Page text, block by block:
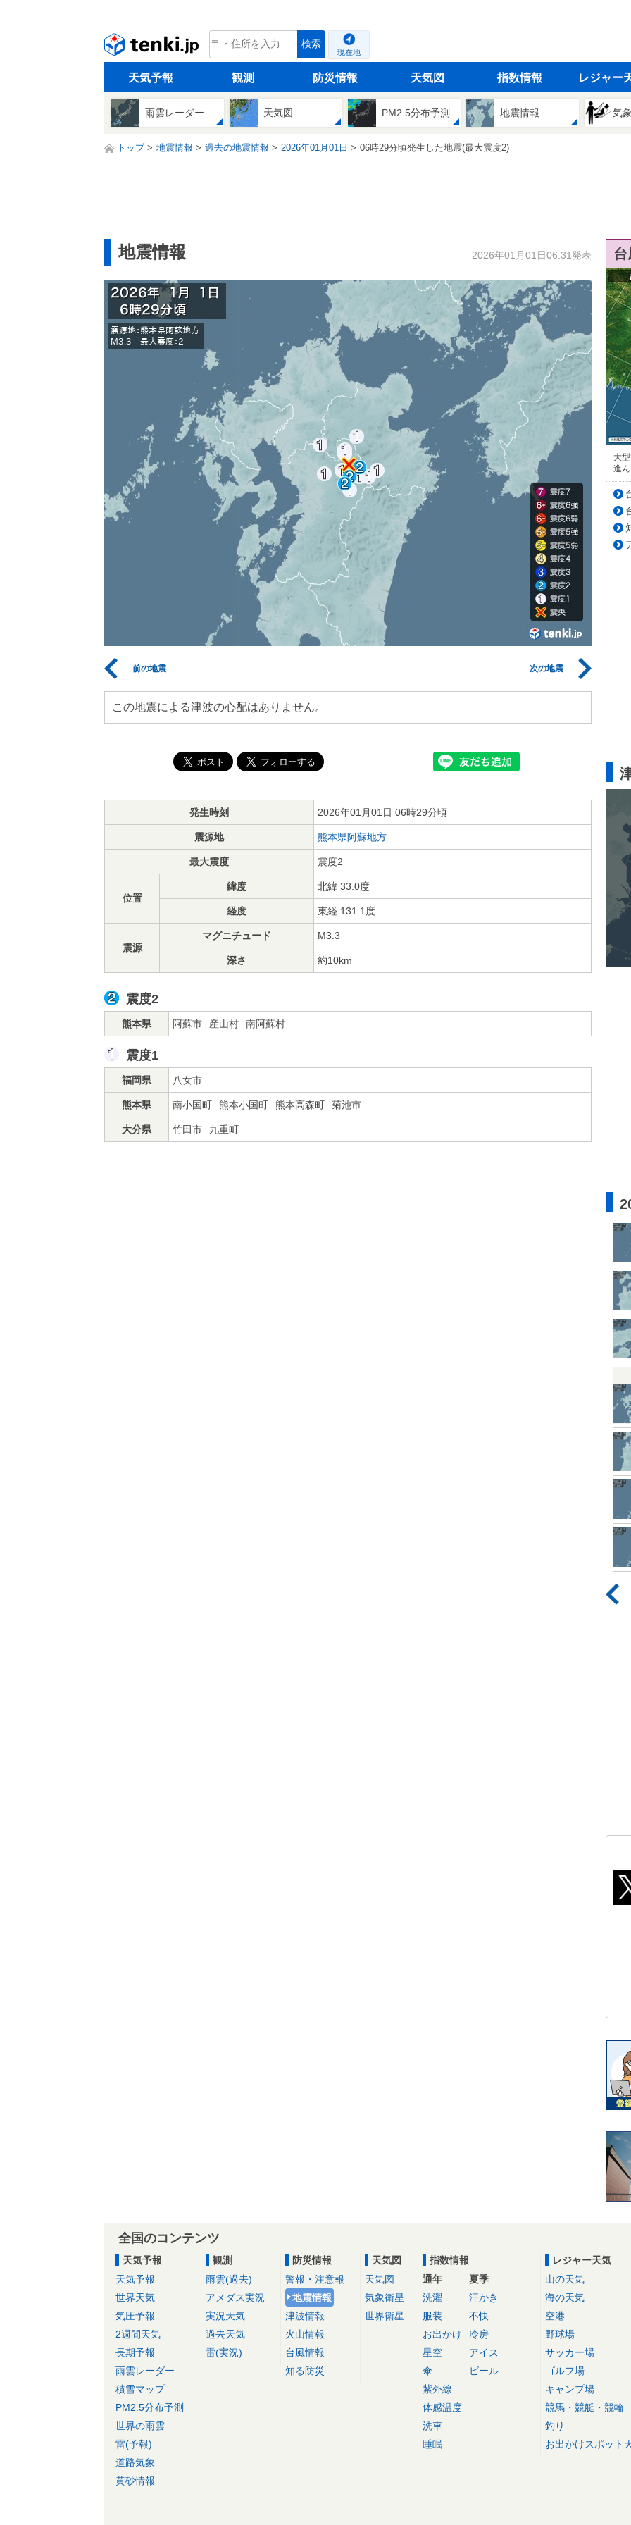
tenki.jp 検索
現在地
天気予報 観測 防災情報 天気図 指数情報 レジャー
雨雲レーダー 天気図 PM2.5分布予測 地震情報 気
トップ 地震情報 過去の地震情報 2026年01月01日 06時29分頃発生した地震(最大震度2)
地震情報 2026年01月01日06:31発表
前の地震 次の地震
この地震による津波の心配はありません。
発生時刻 2026年01月01日 06時29分頃
震源地 熊本県阿蘇地方
最大震度 震度2
位置
緯度 北緯 33.0度
経度 東経 131.1度
震源
マグニチュード M3.3
深さ 約10km
震度2
熊本県 阿蘇市 産山村 南阿蘇村
震度1
福岡県 八女市
熊本県 南小国町 熊本小国町 熊本高森町 菊池市
大分県 竹田市 九重町
大
進
全国のコンテンツ
天気予報
天気予報
世界天気
気圧予報
2週間天気
長期予報
雨雲レーダー
積雪マップ
PM2.5分布予測
世界の雨雲
雷(予報)
道路気象
黄砂情報
観測
雨雲(過去)
アメダス実況
実況天気
過去天気
雷(実況)
防災情報
警報・注意報
地震情報
津波情報
火山情報
台風情報
知る防災
天気図
天気図
気象衛星
世界衛星
指数情報
通年
洗濯
服装
お出かけ
星空
傘
紫外線
体感温度
洗車
睡眠
夏季
汗かき
不快
冷房
アイス
ビール
レジャー天気
山の天気
海の天気
空港
野球場
サッカー場
ゴルフ場
キャンプ場
競馬・競艇・競輪
釣り
お出かけスポット